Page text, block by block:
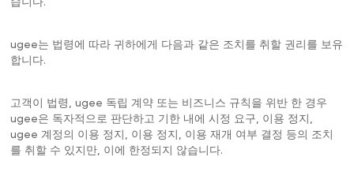
습니다.
ugee는 법령에 따라 귀하에게 다음과 같은 조치를 취할 권리를 보유
합니다.
고객이 법령, ugee 독립 계약 또는 비즈니스 규칙을 위반 한 경우
ugee은 독자적으로 판단하고 기한 내에 시정 요구, 이용 정지,
ugee 계정의 이용 정지, 이용 정지, 이용 재개 여부 결정 등의 조치
를 취할 수 있지만, 이에 한정되지 않습니다.